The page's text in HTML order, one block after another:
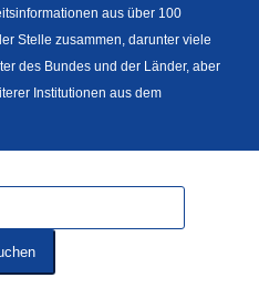
aus über 100
Stelle zusammen, darunter viele
des Bundes und der Länder, aber
Institutionen aus dem